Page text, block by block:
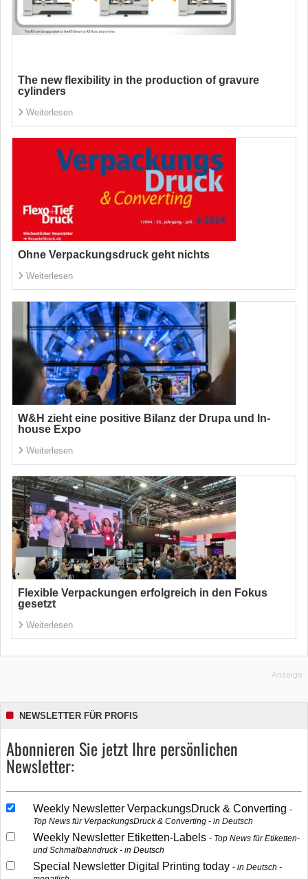
The new flexibility in the production of gravure
cylinders
Weiterlesen
Ohne Verpackungsdruck geht nichts
Weiterlesen
W&H zieht eine positive Bilanz der Drupa und In-
house Expo
Weiterlesen
Flexible Verpackungen erfolgreich in den Fokus
gesetzt
Weiterlesen
Anzeige
NEWSLETTER FÜR PROFIS
Abonnieren Sie jetzt Ihre persönlichen
Newsletter:
Weekly Newsletter VerpackungsDruck & Converting
Top News für VerpackungsDruck & Converting - in Deutsch
Weekly Newsletter Etiketten-Labels
Top News für Etiketten-
und Schmalbahndruck - in Deutsch
Special Newsletter Digital Printing today
in Deutsch -